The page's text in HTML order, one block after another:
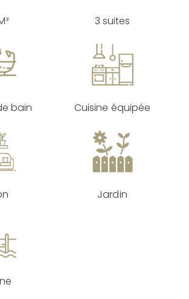
3 suites
bain Cuisine équipée
Jardin